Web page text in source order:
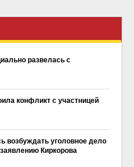
развелась с
конфликт с участницей
возбуждать уголовное дело
Киркорова